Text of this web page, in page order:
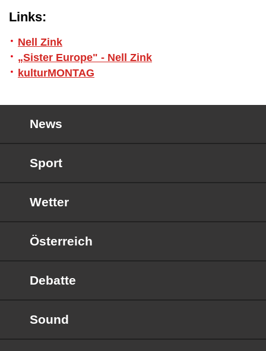
Links:
Nell Zink
„Sister Europe" - Nell Zink
kulturMONTAG
News
Sport
Wetter
Österreich
Debatte
Sound